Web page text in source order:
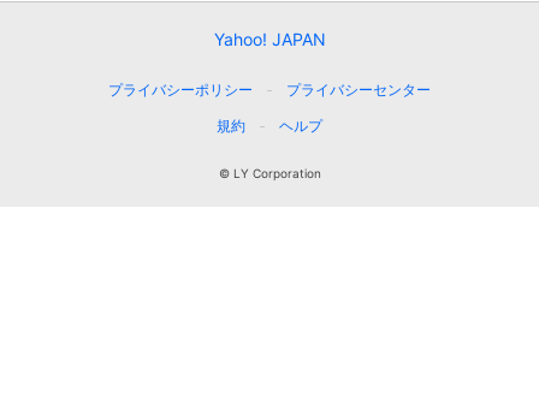
Yahoo! JAPAN
プライバシーポリシー
プライバシーセンター
規約
ヘルプ
© LY Corporation